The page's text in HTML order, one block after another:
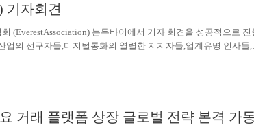
기자회견
(EverestAssociation) 는두바이에서 기자 회견을 성공적으로 진
의 선구자들,디지털통화의 열렬한 지지자들,업계유명 인사들,
는다음을 포함합니다:포브즈의이전 “중국제일의 부자“인양 빈
3개비트코인 커뮤니티의 부회장과 공식적으로 계약을맺었습니
거래 플랫폼 상장 글로벌 전략 본격 가